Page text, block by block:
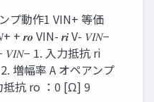
プ動作1 VIN+ 等価
+ 𝒓𝒐 VIN- 𝒓𝒊 V- 𝑉𝐼𝑁−
𝑉𝐼𝑁− 1. 入力抵抗 ri
増幅率 A オペアンプ
抗 ro ：0 [Ω] 9